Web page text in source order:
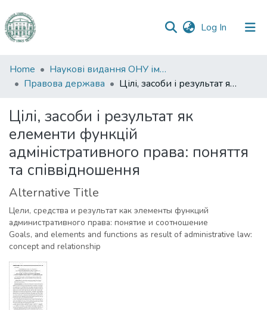
Log In (current)
Communities
&
All of DSpace
Statistics
Home
Наукові видання ОНУ імені І. І. Мечникова
Правова держава
Цілі, засоби і результат як елементи функцій адміністративного права: поняття та співвідношення
Цілі, засоби і результат як
елементи функцій
адміністративного права: поняття
та співвідношення
Alternative Title
Цели, средства и результат как элементы функций
административного права: понятие и соотношение
Goals, and elements and functions as result of administrative law:
concept and relationship